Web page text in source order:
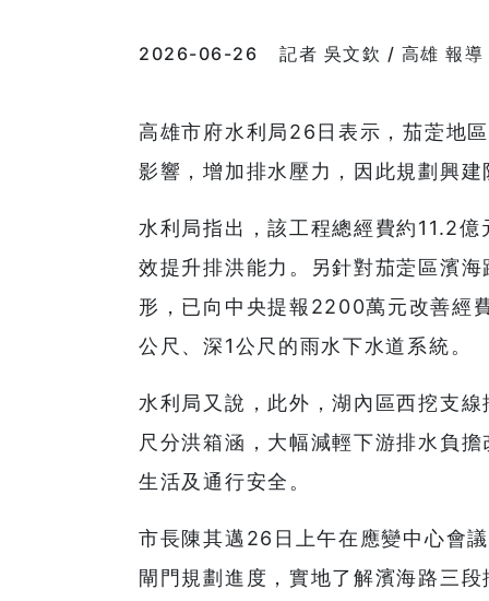
2026-06-26 記者 吳文欽 / 高雄 報導
高雄市府水利局26日表示，茄萣地
影響，增加排水壓力，因此規劃興
水利局指出，該工程總經費約11.2
效提升排洪能力。另針對茄萣區濱
形，已向中央提報2200萬元改善經
公尺、深1公尺的雨水下水道系統。
水利局又說，此外，湖內區西挖支
尺分洪箱涵，大幅減輕下游排水負
生活及通行安全。
市長陳其邁26日上午在應變中心會
閘門規劃進度，實地了解濱海路三